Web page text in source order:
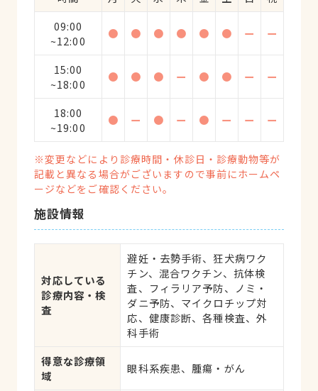
09:00
~12:00
● ● ● ● ● ● ー ー
15:00
~18:00
● ● ● ー ● ● ー ー
18:00
~19:00
● ー ● ー ● ー ー ー
※変更などにより診療時間・休診日・診療動物等が
記載と異なる場合がございますので事前にホームペ
ージなどをご確認ください。
施設情報
対応している
診療内容・検
査
避妊・去勢手術、狂犬病ワク
チン、混合ワクチン、抗体検
査、フィラリア予防、ノミ・
ダニ予防、マイクロチップ対
応、健康診断、各種検査、外
科手術
得意な診療領
域
眼科系疾患、腫瘍・がん